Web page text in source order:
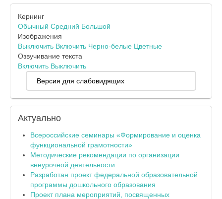
Кернинг
Обычный Средний Большой
Изображения
Выключить Включить Черно-белые Цветные
Озвучивание текста
Включить Выключить
Версия для слабовидящих
Актуально
Всероссийские семинары «Формирование и оценка
функциональной грамотности»
Методические рекомендации по организации
внеурочной деятельности
Разработан проект федеральной образовательной
программы дошкольного образования
Проект плана мероприятий, посвященных